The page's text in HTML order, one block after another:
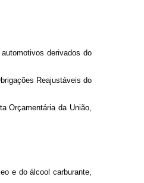
derivados do
Reajustáveis do
Orçamentária da União,
e do álcool carburante,